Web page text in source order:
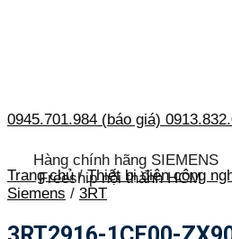
0945.701.984 (báo giá)
Hàng chính hãng SIEMENS
Freeship nội thành HCM
Trang chủ / Thiết bị điện công
Siemens / 3RT